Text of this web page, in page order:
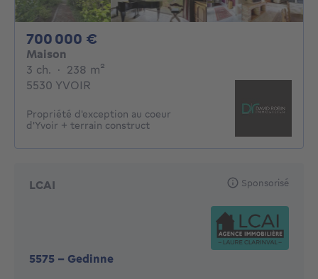
700 000 €
Maison
3 ch. 3 chambres
· 238 m²
5530 YVOIR
Propriété d'exception au coeur
d'Yvoir + terrain construct
LCAI
5575 - Gedinne
Sponsorisé